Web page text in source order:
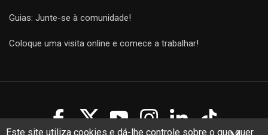
Este site utiliza cookies e dá-lhe controle sobre o que quer
Guias: Junte-se à comunidade!
Coloque uma visita online e comece a trabalhar!